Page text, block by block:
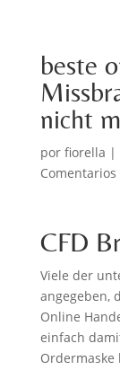
beste
nicht
por fiorella |
Comentarios
CFD
Viele der
angegeben,
Online
einfach
Ordermaske